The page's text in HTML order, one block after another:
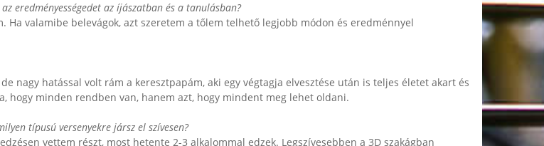
eredményességedet az íjászatban és a tanulásban?
Ha valamibe belevágok, azt szeretem a tőlem telhető legjobb módon és eredménnyel
nagy hatással volt rám a keresztpapám, aki egy végtagja elvesztése után is teljes életet akart és
hogy minden rendben van, hanem azt, hogy mindent meg lehet oldani.
típusú versenyekre jársz el szívesen?
vettem részt, most hetente 2-3 alkalommal edzek. Legszívesebben a 3D szakágban